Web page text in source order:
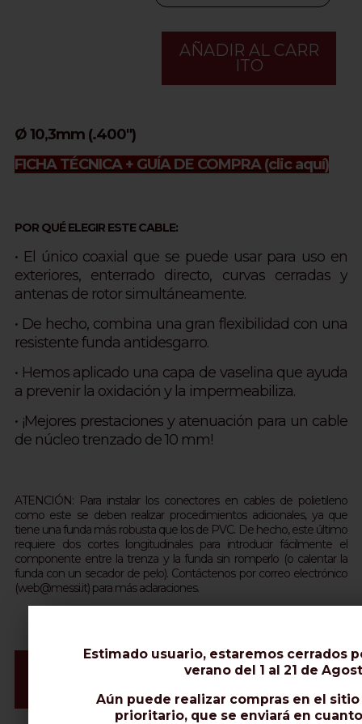
AÑADIR AL CARR
ITO
Ø 10,3mm (.400")
FICHA TÉCNICA + GUÍA DE COMPRA(clic aquí)
POR QUÉ ELEGIR ESTE CABLE:
• El único coaxial que se puede usar para uso en
exteriores, enterrado directo, curvas cerradas y
antenas de rotor simultáneamente.
• De hecho, combina una gran flexibilidad con una
resistente funda antidesgarro.
• Hemos aplicado una capa de vaselina que ayuda
a prevenir la oxidación y la impermeabiliza.
• ¡Mejores prestaciones y atenuación para un cable
de núcleo trenzado de 10 mm!
ATENCIÓN: Para instalar los conectores en cables de polietileno
como este se deben realizar procedimientos adicionales, ya que
tiene una funda más robusta que los de PVC. De hecho, este último
requiere dos cortes longitudinales para introducir fácilmente el
componente entre la trenza y la funda sin romperlo (o calentar la
funda con un secador de pelo). Contáctenos por correo electrónico
(web@messi.it) para más aclaraciones.
Vídeo & Instalación Conectores
Ficha de Datos
Estimado usuario, estaremos cerrados
verano del 1 al 21 de
Aún puede realizar compras en el
prioritario, que se enviará en